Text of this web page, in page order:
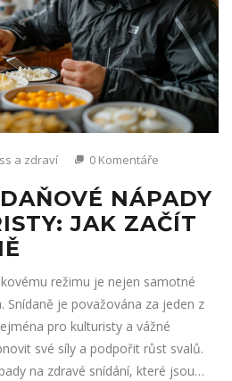
a zdraví 0 Komentáře
NÁPADY
JAK ZAČÍT
režimu je nejen samotné
Snídaně je považována za jeden z
pro kulturisty a vážné
své síly a podpořit růst svalů.
na zdravé snídání, které jsou